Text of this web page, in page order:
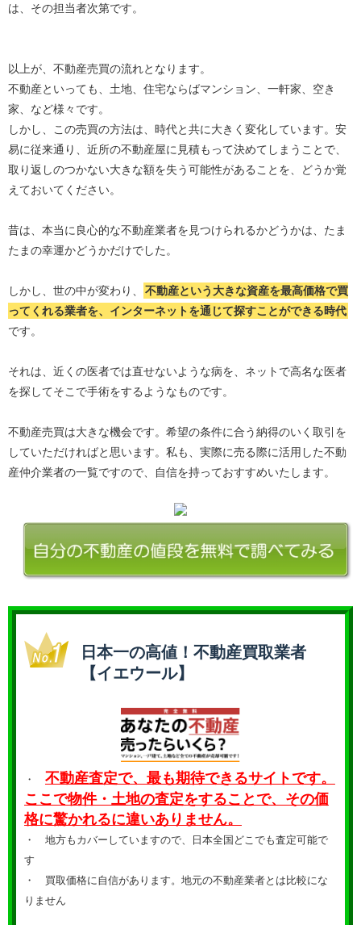
は、その担当者次第です。
以上が、不動産売買の流れとなります。
不動産といっても、土地、住宅ならばマンション、一軒家、空き
家、など様々です。
しかし、この売買の方法は、時代と共に大きく変化しています。安
易に従来通り、近所の不動産屋に見積もって決めてしまうことで、
取り返しのつかない大きな額を失う可能性があることを、どうか覚
えておいてください。
昔は、本当に良心的な不動産業者を見つけられるかどうかは、たま
たまの幸運かどうかだけでした。
しかし、世の中が変わり、
不動産という大きな資産を最高価格で買
ってくれる業者を、インターネットを通じて探すことができる時代
です。
それは、近くの医者では直せないような病を、ネットで高名な医者
を探してそこで手術をするようなものです。
不動産売買は大きな機会です。希望の条件に合う納得のいく取引を
していただければと思います。私も、実際に売る際に活用した不動
産仲介業者の一覧ですので、自信を持っておすすめいたします。
日本一の高値！不動産買取業者
【イエウール】
・ 不動産査定で、最も期待できるサイトです。
ここで物件・土地の査定をすることで、その価
格に驚かれるに違いありません。
・ 地方もカバーしていますので、日本全国どこでも査定可能で
す
・ 買取価格に自信があります。地元の不動産業者とは比較にな
りません